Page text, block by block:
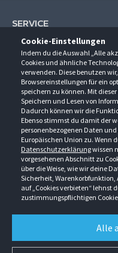
Cookie-Einstellungen
Indem du die Auswahl „Alle
Cookies und ähnliche
verwenden. Diese benutzen
Browsereinstellungen für ein
speichern zu können. Mit
Speichern und Lesen von
Dadurch können wir die
Ebenso stimmst du damit der
personenbezogenen Daten
Europäischen Union zu. Wenn
Datenschutzerklärungwissen
vorgesehenen Abschnitt zu
über die Weise, wie wir deine
Sicherheit,
auf „Cookies verbieten“ lehnst
zustimmungspflichtigen
Alle
SERVICE
Hilfe und Information
Fragen und Antworten
Kontakt
Newsletter
Events
Downloads
Kataloge
UNTERNEHMEN
Über uns
Anfahrt
Ansprechpartner
Außendienstbesuch
Jobs & Ausbildung
Retouren/Reklamationen
KONTAKT
Gröner-Schulze GmbH
Sarirstraße 5
12529 Schönefeld
Berlin-Schönefeld: +49 30
Saerbeck: +49 2574 88750-0
Weißenhorn: +49 731 3982-0
info@groener-schulze.com
ÖFFNUNGSZEITEN
Montag - Donnerstag
9:00
Freitag
9:00
FOLGE UNS
AGB
Alle Rechte vorbehalten. © Gröner-